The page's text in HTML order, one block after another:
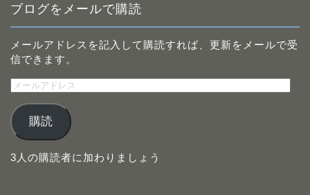
ブログをメールで購読
メールアドレスを記入して購読すれば、更新をメールで受
信できます。
メ
ル
ア
ド
レ
購読
3人の購読者に加わりましょう